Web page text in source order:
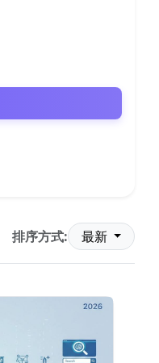
排序方式: 最新